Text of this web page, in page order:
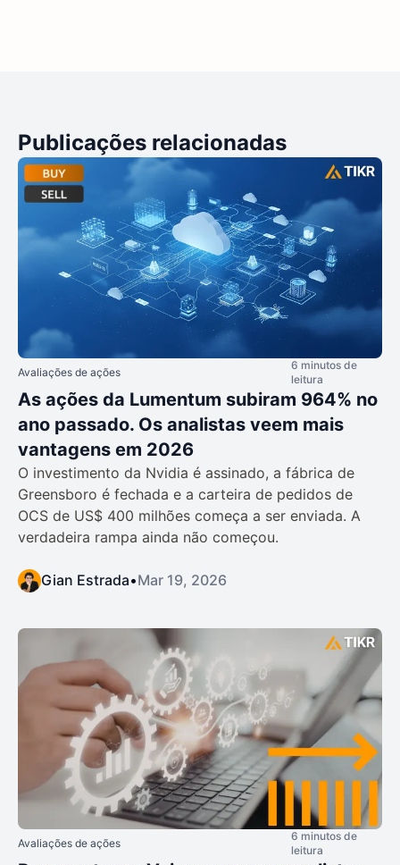
Publicações relacionadas
Avaliações de ações
6 minutos de
leitura
As ações da Lumentum subiram 964% no
ano passado. Os analistas veem mais
vantagens em 2026
O investimento da Nvidia é assinado, a fábrica de
Greensboro é fechada e a carteira de pedidos de
OCS de US$ 400 milhões começa a ser enviada. A
verdadeira rampa ainda não começou.
Gian Estrada•Mar 19, 2026
Avaliações de ações
6 minutos de
leitura